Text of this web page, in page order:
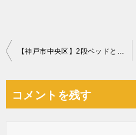
投
ビ
【神戸市中央区】2段ベッドと机回収のご依頼 お客様の声
コメントを残す